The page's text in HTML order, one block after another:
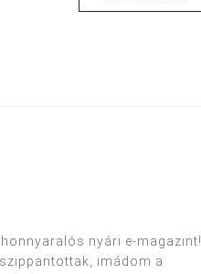
nyári e-magazint!
imádom a